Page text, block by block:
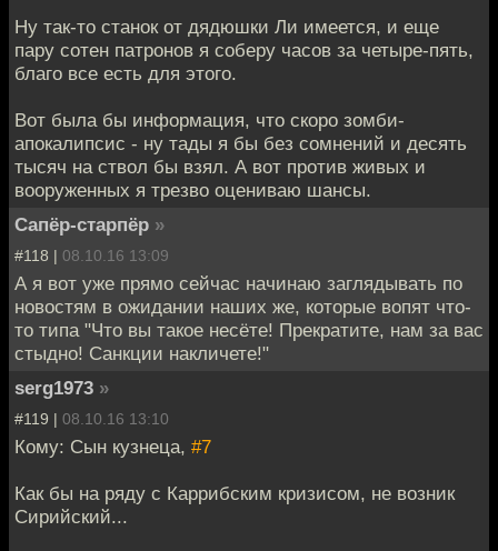
Ну так-то станок от дядюшки Ли имеется, и еще
пару сотен патронов я соберу часов за четыре-пять,
благо все есть для этого.
Вот была бы информация, что скоро зомби-
апокалипсис - ну тады я бы без сомнений и десять
тысяч на ствол бы взял. А вот против живых и
вооруженных я трезво оцениваю шансы.
Сапёр-старпёр »
#118 | 08.10.16 13:09
А я вот уже прямо сейчас начинаю заглядывать по
новостям в ожидании наших же, которые вопят что-
то типа "Что вы такое несёте! Прекратите, нам за вас
стыдно! Санкции накличете!"
serg1973 »
#119 | 08.10.16 13:10
Кому: Сын кузнеца, #7
Как бы на ряду с Каррибским кризисом, не возник
Сирийский...